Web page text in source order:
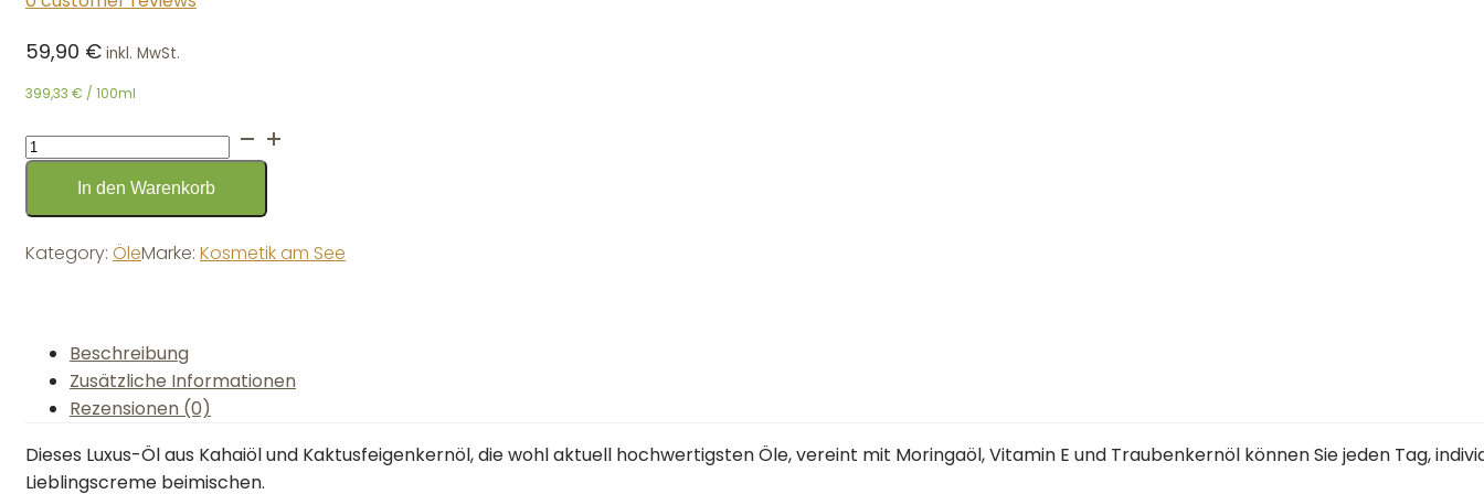
59,90 € inkl. MwSt.
399,33 € / 100ml
LIPID
OIL
unbeduftet
-
15ml
In den Warenkorb
Kategory: ÖleMarke: Kosmetik am See
Beschreibung
Zusätzliche Informationen
Rezensionen (0)
Dieses Luxus-Öl aus Kahaiöl und Kaktusfeigenkernöl, die wohl aktuell hochwertigsten Öle, vereint mit Moringaöl, Vitamin E und Traubenkernöl können Sie jeden Tag,
Lieblingscreme beimischen.